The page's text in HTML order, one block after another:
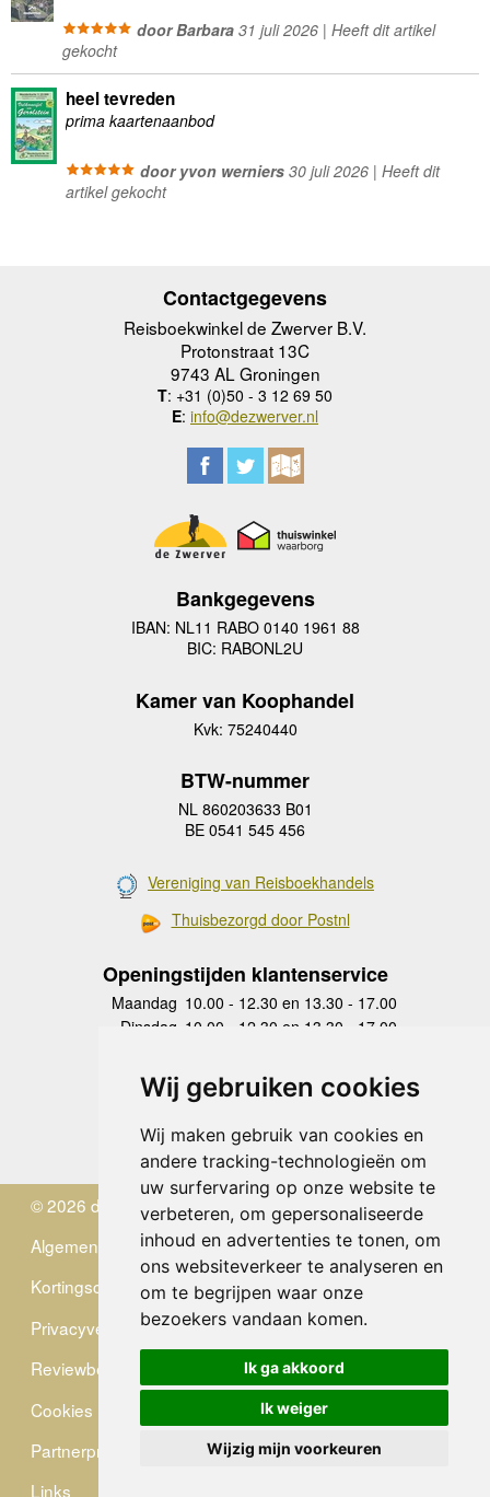
Wij gebruiken cookies
Wij maken gebruik van cookies en
andere tracking-technologieën om
uw surfervaring op onze website te
verbeteren, om gepersonaliseerde
inhoud en advertenties te tonen, om
ons websiteverkeer te analyseren en
om te begrijpen waar onze
bezoekers vandaan komen.
Ik ga akkoord
Ik weiger
Wijzig mijn voorkeuren
door Barbara31 juli 2026 | Heeft dit artikel
gekocht
heel tevreden
prima kaartenaanbod
door yvon werniers30 juli 2026 | Heeft dit
artikel gekocht
Contactgegevens
Reisboekwinkel de Zwerver B.V.
Protonstraat 13C
9743 AL Groningen
T: +31 (0)50 - 3 12 69 50
E: info@dezwerver.nl
Bankgegevens
IBAN: NL11 RABO 0140 1961 88
BIC: RABONL2U
Kamer van Koophandel
Kvk: 75240440
BTW-nummer
NL 860203633 B01
BE 0541 545 456
Vereniging van Reisboekhandels
Thuisbezorgd door Postnl
Openingstijden klantenservice
Maandag 10.00 - 12.30 en 13.30 - 17.00
Dinsdag 10.00 - 12.30 en 13.30 - 17.00
Donderdag
10.00 - 12.30 en 13.30 - 17.00
Vrijdag 10.00 - 12.30 en 13.30 - 17.00
Zaterdag
gesloten
Zondag gesloten
© 2026 de Zwerver
Algemene Voorwaarden
Kortingscode
Privacyverklaring
Reviewbeleid
Cookies
Partnerprogramma
Links